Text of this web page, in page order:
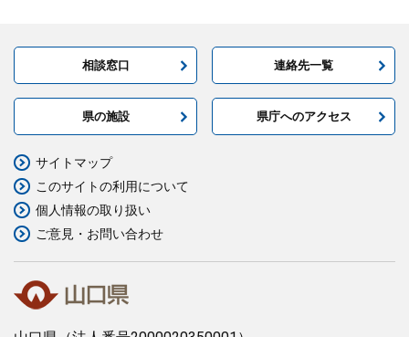
相談窓口 連絡先一覧
県の施設 県庁へのアクセス
サイトマップ
このサイトの利用について
個人情報の取り扱い
ご意見・お問い合わせ